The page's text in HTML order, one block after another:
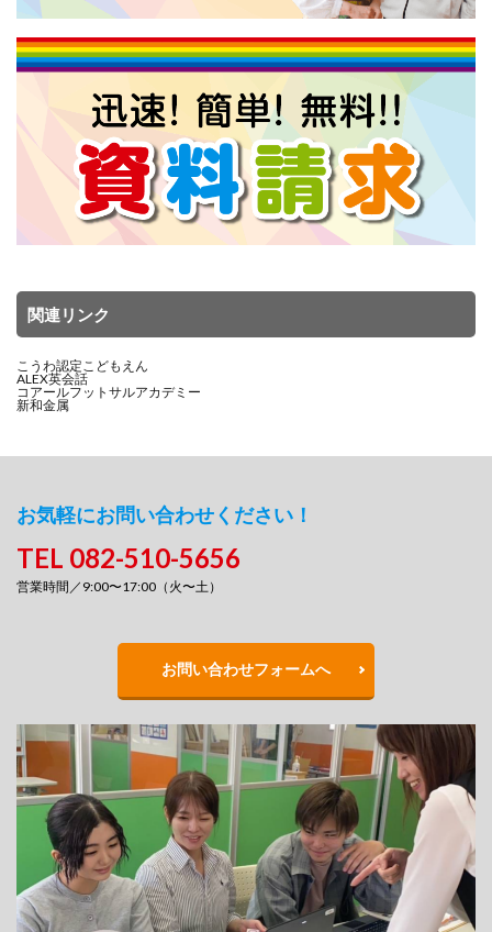
関連リンク
こうわ認定こどもえん
ALEX英会話
コアールフットサルアカデミー
新和金属
お気軽にお問い合わせください！
TEL 082-510-5656
営業時間／9:00〜17:00（火〜土）
お問い合わせフォームへ